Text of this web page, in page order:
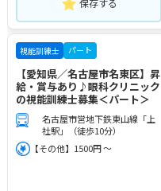
保存する
視能訓練士 パート
【愛知県／名古屋市名東区】昇
給・賞与あり♪眼科クリニック
の視能訓練士募集＜パート＞
名古屋市営地下鉄東山線「上
社駅」（徒歩10分）
【その他】1500円 ～